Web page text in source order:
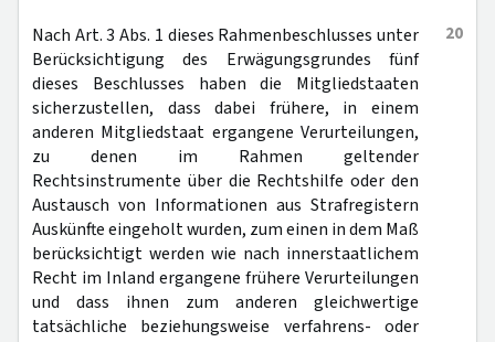
20
Nach Art. 3 Abs. 1 dieses Rahmenbeschlusses unter
Berücksichtigung des Erwägungsgrundes fünf
dieses Beschlusses haben die Mitgliedstaaten
sicherzustellen, dass dabei frühere, in einem
anderen Mitgliedstaat ergangene Verurteilungen,
zu denen im Rahmen geltender
Rechtsinstrumente über die Rechtshilfe oder den
Austausch von Informationen aus Strafregistern
Auskünfte eingeholt wurden, zum einen in dem Maß
berücksichtigt werden wie nach innerstaatlichem
Recht im Inland ergangene frühere Verurteilungen
und dass ihnen zum anderen gleichwertige
tatsächliche beziehungsweise verfahrens- oder